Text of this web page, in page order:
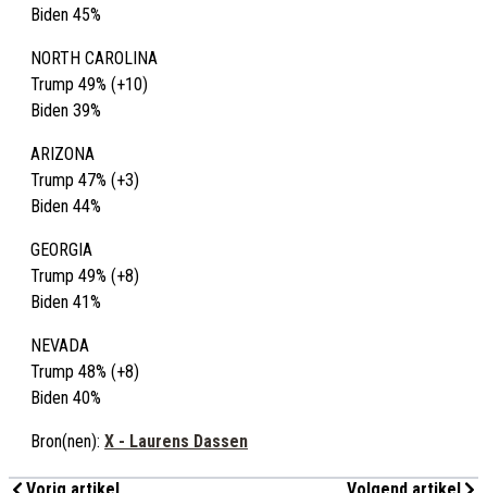
Biden 45%
NORTH CAROLINA
Trump 49% (+10)
Biden 39%
ARIZONA
Trump 47% (+3)
Biden 44%
GEORGIA
Trump 49% (+8)
Biden 41%
NEVADA
Trump 48% (+8)
Biden 40%
Bron(nen): X - Laurens Dassen